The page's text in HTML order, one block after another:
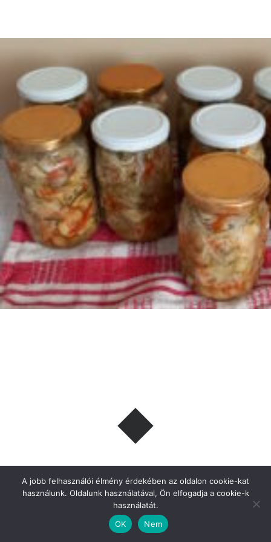
Cukkinis csalamádé
Sárga cukkinivel még színesebbé, és gazdagabbá teheted
A jobb felhasználói élmény érdekében az oldalon cookie-kat
használunk. Oldalunk használatával, Ön elfogadja a cookie-k
használatát.
OK
Nem